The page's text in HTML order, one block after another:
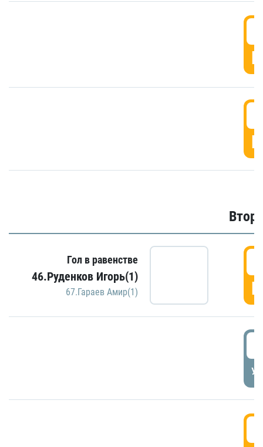
Гол в равенстве
46.Руденков Игорь(1)
67.Гараев Амир(1)